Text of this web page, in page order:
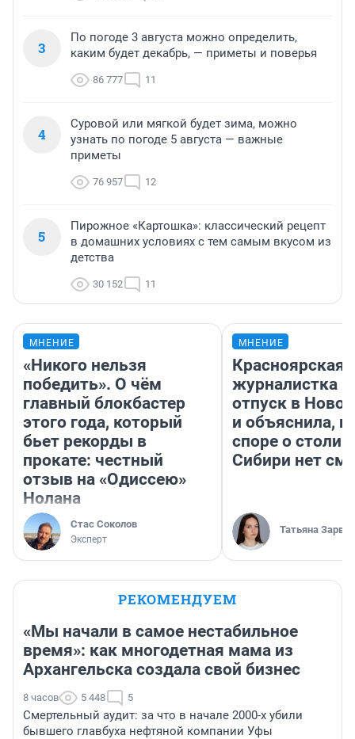
3
По погоде 3 августа можно определить,
каким будет декабрь, — приметы и поверья
86 777 11
4
Суровой или мягкой будет зима, можно
узнать по погоде 5 августа — важные
приметы
76 957 12
5
Пирожное «Картошка»: классический рецепт
в домашних условиях с тем самым вкусом из
детства
30 152 11
МНЕНИЕ
«Никого нельзя
победить». О чём
главный блокбастер
этого года, который
бьет рекорды в
прокате: честный
отзыв на «Одиссею»
Нолана
Стас Соколов
Эксперт
МНЕНИЕ
Красноярская
журналистка
отпуск в
и объяснила,
споре о
Сибири нет
Татьяна Зарва
РЕКОМЕНДУЕМ
«Мы начали в самое нестабильное
время»: как многодетная мама из
Архангельска создала свой бизнес
8 часов 5 448 5
Смертельный аудит: за что в начале 2000-х убили
бывшего главбуха нефтяной компании Уфы